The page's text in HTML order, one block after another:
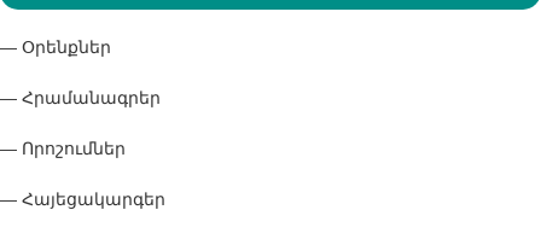
— Օրենքներ
— Հրամանագրեր
— Որոշումներ
— Հայեցակարգեր